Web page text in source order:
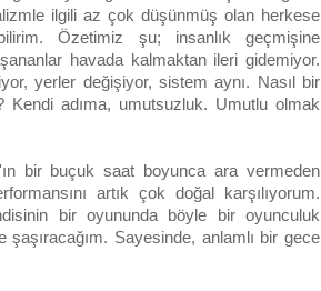
ilgili az çok düşünmüş olan herkese
Özetimiz şu; insanlık geçmişine
havada kalmaktan ileri gidemiyor.
yerler değişiyor, sistem aynı. Nasıl bir
Kendi adıma, umutsuzluk. Umutlu olmak
bir buçuk saat boyunca ara vermeden
artık çok doğal karşılıyorum.
bir oyununda böyle bir oyunculuk
şaşıracağım. Sayesinde, anlamlı bir gece